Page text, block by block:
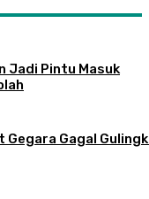
Jadi Pintu Masuk
Gegara Gagal